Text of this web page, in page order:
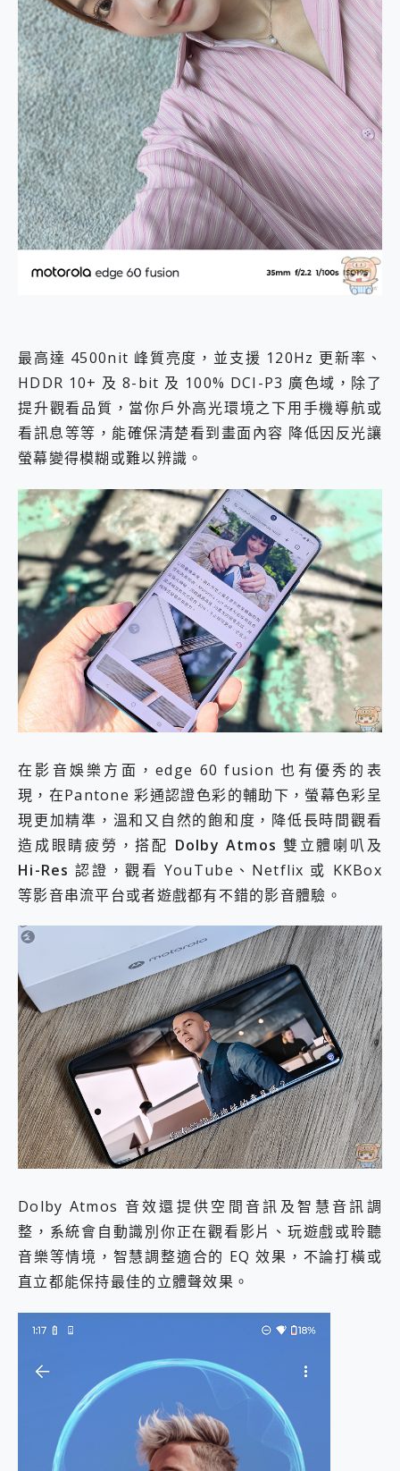
最高達 4500nit 峰質亮度，並支援 120Hz 更新率、
HDDR 10+ 及 8-bit 及 100% DCI-P3 廣色域，除了
提升觀看品質，當你戶外高光環境之下用手機導航或
看訊息等等，能確保清楚看到畫面內容 降低因反光讓
螢幕變得模糊或難以辨識。
在影音娛樂方面，edge 60 fusion 也有優秀的表
現，在Pantone 彩通認證色彩的輔助下，螢幕色彩呈
現更加精準，溫和又自然的飽和度，降低長時間觀看
造成眼睛疲勞，搭配 Dolby Atmos 雙立體喇叭及
Hi-Res 認證，觀看 YouTube、Netflix 或 KKBox
等影音串流平台或者遊戲都有不錯的影音體驗。
Dolby Atmos 音效還提供空間音訊及智慧音訊調
整，系統會自動識別你正在觀看影片、玩遊戲或聆聽
音樂等情境，智慧調整適合的 EQ 效果，不論打橫或
直立都能保持最佳的立體聲效果。